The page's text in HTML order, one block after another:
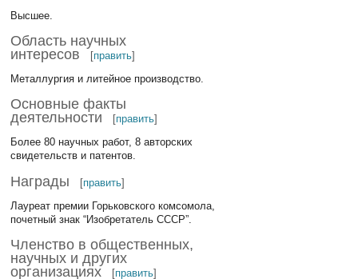
Высшее.
Область научных
интересов
[править]
Металлургия и литейное производство.
Основные факты
деятельности
[править]
Более 80 научных работ, 8 авторских
свидетельств и патентов.
Награды [править]
Лауреат премии Горьковского комсомола,
почетный знак “Изобретатель СССР”.
Членство в общественных,
научных и других
организациях
[править]